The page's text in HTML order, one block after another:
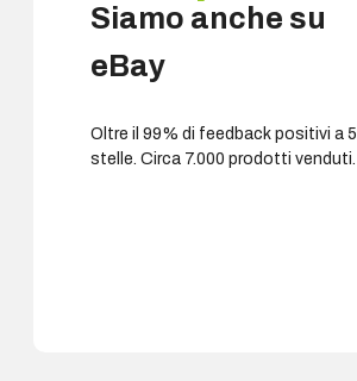
Siamo anche su
eBay
Oltre il 99% di feedback positivi a 5
stelle. Circa 7.000 prodotti venduti.